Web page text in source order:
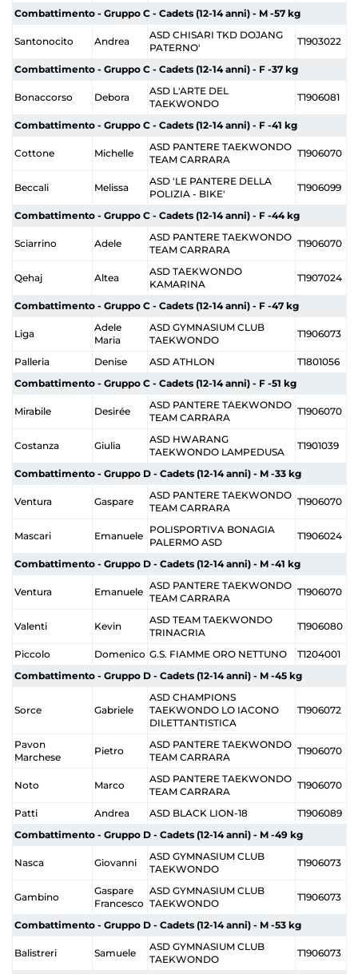
Combattimento - Gruppo C - Cadets (12-14 anni) - M -57 kg
Santonocito Andrea
ASD CHISARI TKD DOJANG
PATERNO'
T1903022
Combattimento - Gruppo C - Cadets (12-14 anni) - F -37 kg
Bonaccorso Debora
ASD L'ARTE DEL
TAEKWONDO
T1906081
Combattimento - Gruppo C - Cadets (12-14 anni) - F -41 kg
Cottone Michelle
ASD PANTERE TAEKWONDO
TEAM CARRARA
T1906070
Beccali Melissa
ASD 'LE PANTERE DELLA
POLIZIA - BIKE'
T1906099
Combattimento - Gruppo C - Cadets (12-14 anni) - F -44 kg
Sciarrino Adele
ASD PANTERE TAEKWONDO
TEAM CARRARA
T1906070
Qehaj Altea
ASD TAEKWONDO
KAMARINA
T1907024
Combattimento - Gruppo C - Cadets (12-14 anni) - F -47 kg
Liga
Adele
Maria
ASD GYMNASIUM CLUB
TAEKWONDO
T1906073
Palleria Denise ASD ATHLON
T1801056
Combattimento - Gruppo C - Cadets (12-14 anni) - F -51 kg
Mirabile Desirée
ASD PANTERE TAEKWONDO
TEAM CARRARA
T1906070
Costanza Giulia
ASD HWARANG
TAEKWONDO LAMPEDUSA
T1901039
Combattimento - Gruppo D - Cadets (12-14 anni) - M -33 kg
Ventura Gaspare
ASD PANTERE TAEKWONDO
TEAM CARRARA
T1906070
Mascari Emanuele
POLISPORTIVA BONAGIA
PALERMO ASD
T1906024
Combattimento - Gruppo D - Cadets (12-14 anni) - M -41 kg
Ventura Emanuele
ASD PANTERE TAEKWONDO
TEAM CARRARA
T1906070
Valenti Kevin
ASD TEAM TAEKWONDO
TRINACRIA
T1906080
Piccolo Domenico G.S. FIAMME ORO NETTUNO
T1204001
Combattimento - Gruppo D - Cadets (12-14 anni) - M -45 kg
Sorce Gabriele
ASD CHAMPIONS
TAEKWONDO LO IACONO
DILETTANTISTICA
T1906072
Pavon
Marchese
Pietro
ASD PANTERE TAEKWONDO
TEAM CARRARA
T1906070
Noto Marco
ASD PANTERE TAEKWONDO
TEAM CARRARA
T1906070
Patti Andrea ASD BLACK LION-18
T1906089
Combattimento - Gruppo D - Cadets (12-14 anni) - M -49 kg
Nasca Giovanni
ASD GYMNASIUM CLUB
TAEKWONDO
T1906073
Gambino
Gaspare
Francesco
ASD GYMNASIUM CLUB
TAEKWONDO
T1906073
Combattimento - Gruppo D - Cadets (12-14 anni) - M -53 kg
Balistreri Samuele
ASD GYMNASIUM CLUB
TAEKWONDO
T1906073